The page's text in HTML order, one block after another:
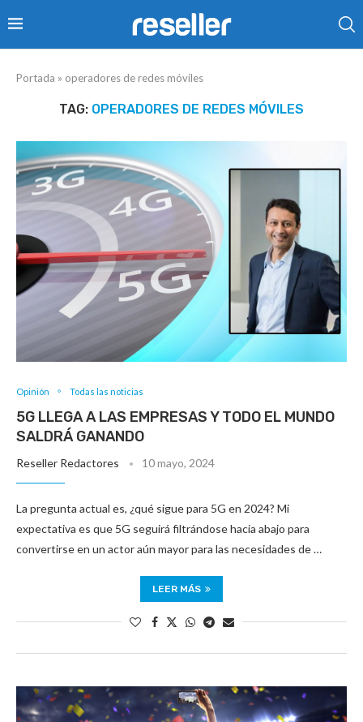
Portada » operadores de redes móviles
TAG: OPERADORES DE REDES MÓVILES
Opinión Todas las noticias
5G LLEGA A LAS EMPRESAS Y TODO EL MUNDO
SALDRÁ GANANDO
Reseller Redactores 10 mayo, 2024
La pregunta actual es, ¿qué sigue para 5G en 2024? Mi
expectativa es que 5G seguirá filtrándose hacia abajo para
convertirse en un actor aún mayor para las necesidades de …
LEER MÁS